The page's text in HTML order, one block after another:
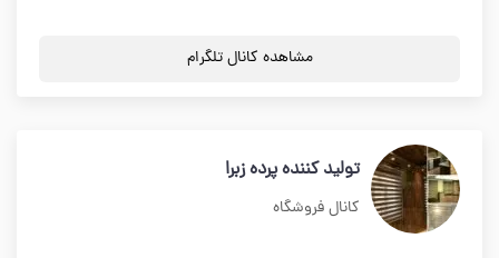
مشاهده کانال تلگرام
تولید کننده پرده زبرا
کانال فروشگاه